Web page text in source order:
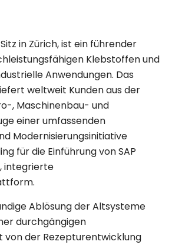
in Zürich, ist ein führender
Klebstoffen und
Anwendungen. Das
weltweit Kunden aus der
, Maschinenbau- und
einer umfassenden
Modernisierungsinitiative
für die Einführung von SAP
integrierte
Ablösung der Altsysteme
durchgängigen
von der Rezepturentwicklung